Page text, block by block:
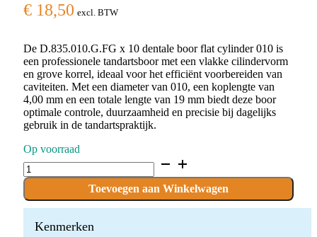
€ 18,50 excl. BTW
De D.835.010.G.FG x 10 dentale boor flat cylinder 010 is
een professionele tandartsboor met een vlakke cilindervorm
en grove korrel, ideaal voor het efficiënt voorbereiden van
caviteiten. Met een diameter van 010, een koplengte van
4,00 mm en een totale lengte van 19 mm biedt deze boor
optimale controle, duurzaamheid en precisie bij dagelijks
gebruik in de tandartspraktijk.
Op voorraad
D.835.010.G.FG
x
Boren
quantity
Toevoegen aan Winkelwagen
Kenmerken